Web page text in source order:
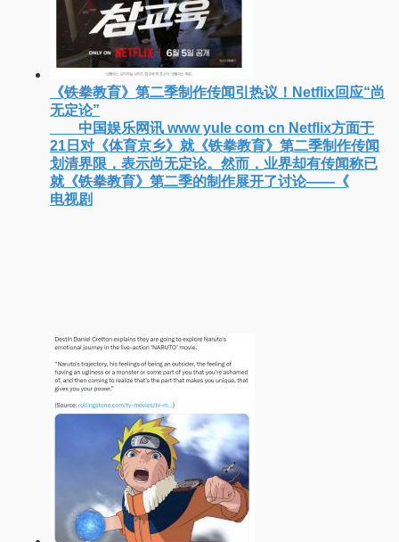
中国娱乐网讯 www yule com cn Netflix方面于
21日对《体育京乡》就《铁拳教育》第二季制作传闻
划清界限，表示尚无定论。然而，业界却有传闻称已
就《铁拳教育》第二季的制作展开了讨论——《
电视剧